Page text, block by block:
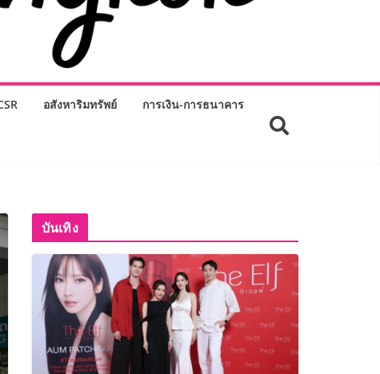
อสังหาริมทรัพย์ การเงิน-การธนาคาร
บันเทิง